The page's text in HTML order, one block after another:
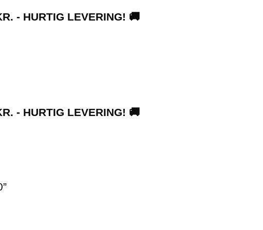
- HURTIG LEVERING! 🚚
- HURTIG LEVERING! 🚚